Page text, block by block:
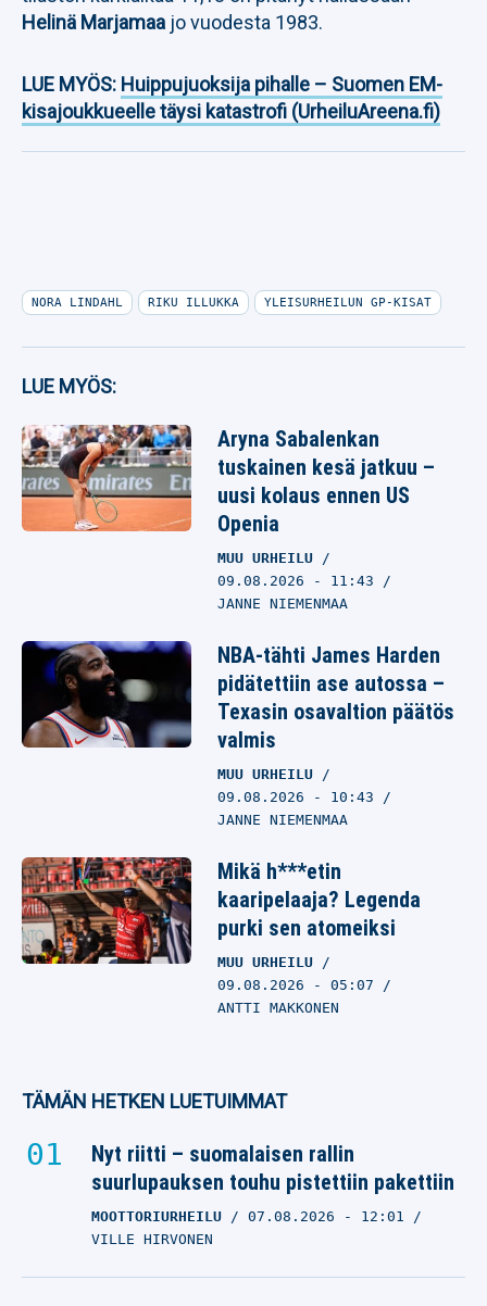
Helinä Marjamaa jo vuodesta 1983.
LUE MYÖS: Huippujuoksija pihalle – Suomen EM-
kisajoukkueelle täysi katastrofi (UrheiluAreena.fi)
NORA LINDAHL RIKU ILLUKKA YLEISURHEILUN GP-KISAT
LUE MYÖS:
Aryna Sabalenkan
tuskainen kesä jatkuu –
uusi kolaus ennen US
Openia
MUU URHEILU
09.08.2026 - 11:43
JANNE NIEMENMAA
NBA-tähti James Harden
pidätettiin ase autossa –
Texasin osavaltion päätös
valmis
MUU URHEILU
09.08.2026 - 10:43
JANNE NIEMENMAA
Mikä h***etin
kaaripelaaja? Legenda
purki sen atomeiksi
MUU URHEILU
09.08.2026 - 05:07
ANTTI MAKKONEN
TÄMÄN HETKEN LUETUIMMAT
Nyt riitti – suomalaisen rallin
suurlupauksen touhu pistettiin pakettiin
MOOTTORIURHEILU 07.08.2026 - 12:01
VILLE HIRVONEN